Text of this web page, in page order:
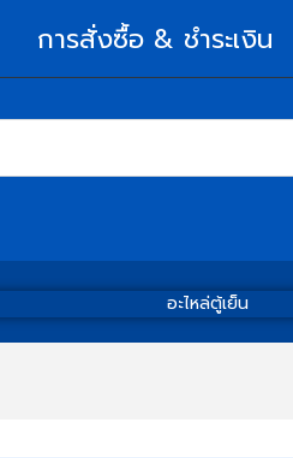
การสั่งซื้อ & ชำระเงิน
อะไหล่ตู้เย็น